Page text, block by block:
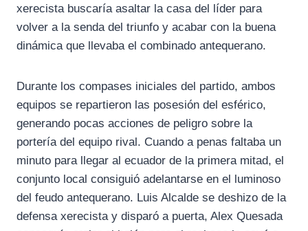
xerecista buscaría asaltar la casa del líder para
volver a la senda del triunfo y acabar con la buena
dinámica que llevaba el combinado antequerano.
Durante los compases iniciales del partido, ambos
equipos se repartieron las posesión del esférico,
generando pocas acciones de peligro sobre la
portería del equipo rival. Cuando a penas faltaba un
minuto para llegar al ecuador de la primera mitad, el
conjunto local consiguió adelantarse en el luminoso
del feudo antequerano. Luis Alcalde se deshizo de la
defensa xerecista y disparó a puerta, Alex Quesada